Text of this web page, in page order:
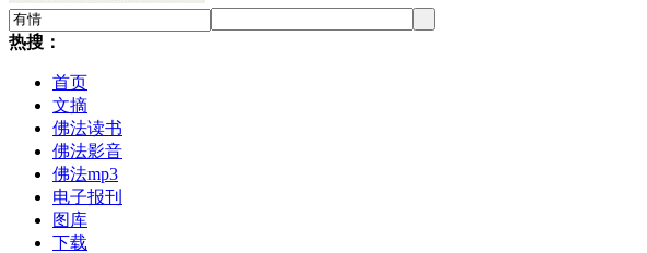
热搜：
首页
文摘
佛法读书
佛法影音
佛法mp3
电子报刊
图库
下载